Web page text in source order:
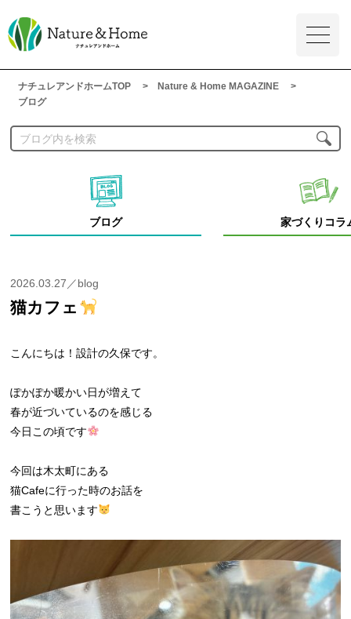
ナチュレアンドホームTOP
Nature & Home MAGAZINE
ブログ
ブログ 家づくりコラ
2026.03.27／blog
猫カフェ
こんにちは！設計の久保です。
ぽかぽか暖かい日が増えて
春が近づいているのを感じる
今日この頃です
今回は木太町にある
猫Cafeに行った時のお話を
書こうと思います